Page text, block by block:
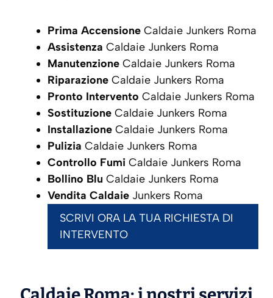
Prima Accensione Caldaie Junkers Roma
Assistenza Caldaie Junkers Roma
Manutenzione Caldaie Junkers Roma
Riparazione Caldaie Junkers Roma
Pronto Intervento Caldaie Junkers Roma
Sostituzione Caldaie Junkers Roma
Installazione Caldaie Junkers Roma
Pulizia Caldaie Junkers Roma
Controllo Fumi Caldaie Junkers Roma
Bollino Blu Caldaie Junkers Roma
Vendita Caldaie Junkers Roma
SCRIVI ORA LA TUA RICHIESTA DI
INTERVENTO